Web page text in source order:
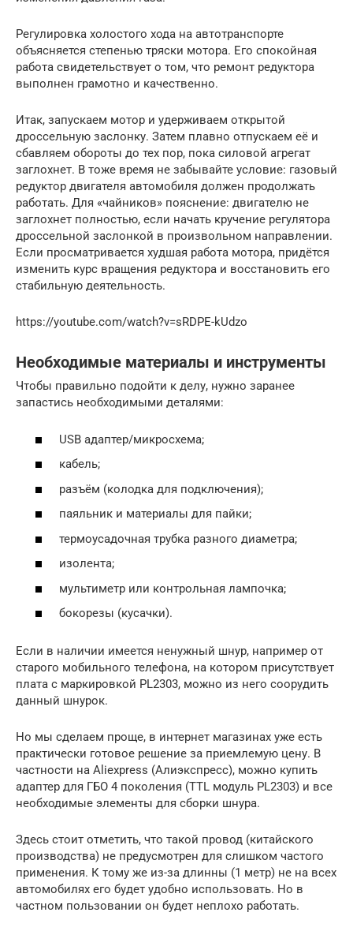
Регулировка холостого хода на автотранспорте
объясняется степенью тряски мотора. Его спокойная
работа свидетельствует о том, что ремонт редуктора
выполнен грамотно и качественно.
Итак, запускаем мотор и удерживаем открытой
дроссельную заслонку. Затем плавно отпускаем её и
сбавляем обороты до тех пор, пока силовой агрегат
заглохнет. В тоже время не забывайте условие: газовый
редуктор двигателя автомобиля должен продолжать
работать. Для «чайников» пояснение: двигателю не
заглохнет полностью, если начать кручение регулятора
дроссельной заслонкой в произвольном направлении.
Если просматривается худшая работа мотора, придётся
изменить курс вращения редуктора и восстановить его
стабильную деятельность.
https://youtube.com/watch?v=sRDPE-kUdzo
Необходимые материалы и инструменты
Чтобы правильно подойти к делу, нужно заранее
запастись необходимыми деталями:
USB адаптер/микросхема;
кабель;
разъём (колодка для подключения);
паяльник и материалы для пайки;
термоусадочная трубка разного диаметра;
изолента;
мультиметр или контрольная лампочка;
бокорезы (кусачки).
Если в наличии имеется ненужный шнур, например от
старого мобильного телефона, на котором присутствует
плата с маркировкой PL2303, можно из него соорудить
данный шнурок.
Но мы сделаем проще, в интернет магазинах уже есть
практически готовое решение за приемлемую цену. В
частности на Aliexpress (Алиэкспресс), можно купить
адаптер для ГБО 4 поколения (TTL модуль PL2303) и все
необходимые элементы для сборки шнура.
Здесь стоит отметить, что такой провод (китайского
производства) не предусмотрен для слишком частого
применения. К тому же из-за длинны (1 метр) не на всех
автомобилях его будет удобно использовать. Но в
частном пользовании он будет неплохо работать.